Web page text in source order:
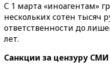
С 1 марта «иноагентам»
нескольких сотен тысяч
ответственности до
лет.
Санкции за цензуру СМИ